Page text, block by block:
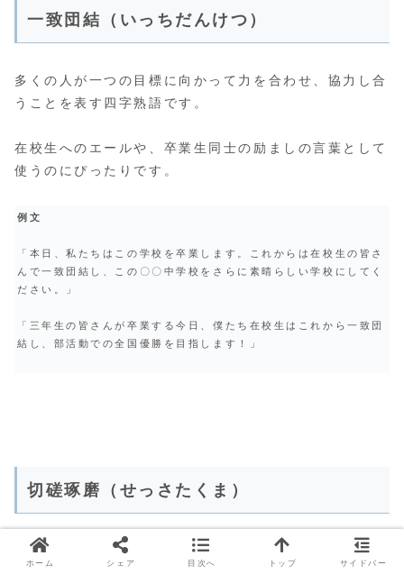
一致団結（いっちだんけつ）
多くの人が一つの目標に向かって力を合わせ、協力し合
うことを表す四字熟語です。
在校生へのエールや、卒業生同士の励ましの言葉として
使うのにぴったりです。
例文
「本日、私たちはこの学校を卒業します。これからは在校生の皆さ
んで一致団結し、この〇〇中学校をさらに素晴らしい学校にしてく
ださい。」
「三年生の皆さんが卒業する今日、僕たち在校生はこれから一致団
結し、部活動での全国優勝を目指します！」
切磋琢磨（せっさたくま）
仲間同士が互いに励まし合い、競い合いながら共に成長
ホーム シェア 目次へ トップ サイドバー